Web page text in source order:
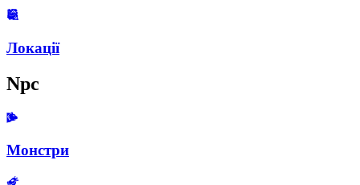
Локації
Npc
Монстри